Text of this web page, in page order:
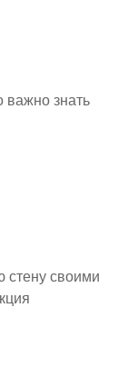
важно знать
стену своими